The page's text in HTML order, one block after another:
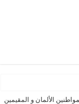
الألمان و المقيمين